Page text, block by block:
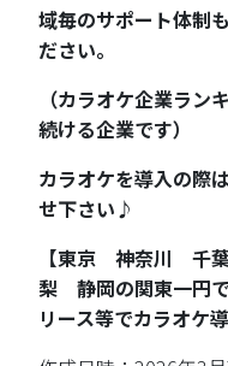
域毎のサポート体制
ださい。
（カラオケ企業ラン
続ける企業です）
カラオケを導入の際
せ下さい♪
【東京 神奈川
梨 静岡の関東一円
リース等でカラオケ